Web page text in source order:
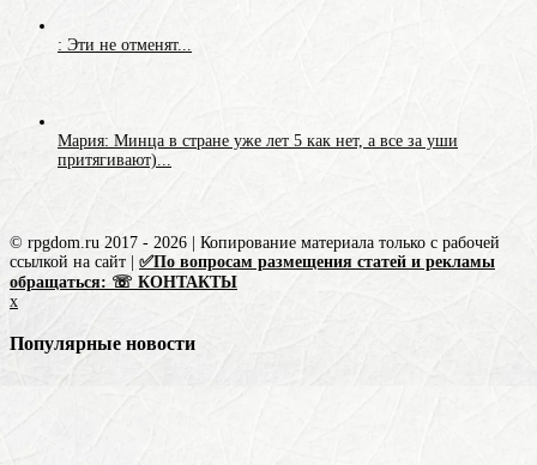
: Эти не отменят...
Мария: Минца в стране уже лет 5 как нет, а все за уши
притягивают)...
© rpgdom.ru 2017 - 2026 | Копирование материала только с рабочей
ссылкой на сайт | ✅По вопросам размещения статей и рекламы
обращаться: ☏ КОНТАКТЫ
x
Популярные новости